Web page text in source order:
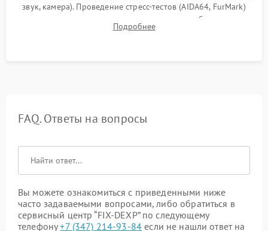
звук, камера). Проведение стресс-тестов (AIDA64, FurMark)
для контроля температурного режима и стабильности
системы под пиковой нагрузкой.
Подробнее
FAQ. Ответы на вопросы
Вы можете ознакомиться с приведенными ниже
часто задаваемыми вопросами, либо обратиться в
сервисный центр “FIX-DEXP” по следующему
телефону+7 (347) 214-93-84 если не нашли ответ на